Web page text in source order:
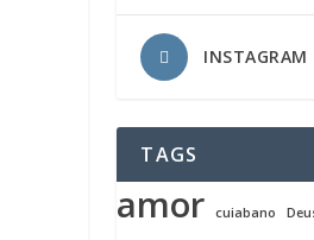
INSTAGRAM
TAGS
amor cuiabano